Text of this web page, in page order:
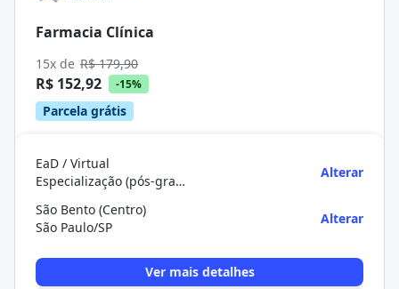
Farmacia Clínica
15x de R$ 179,90
R$ 152,92 -15%
Parcela grátis
EaD / Virtual
Especialização (pós-graduação)
Alterar
São Bento (Centro)
São Paulo/SP
Alterar
Ver mais detalhes